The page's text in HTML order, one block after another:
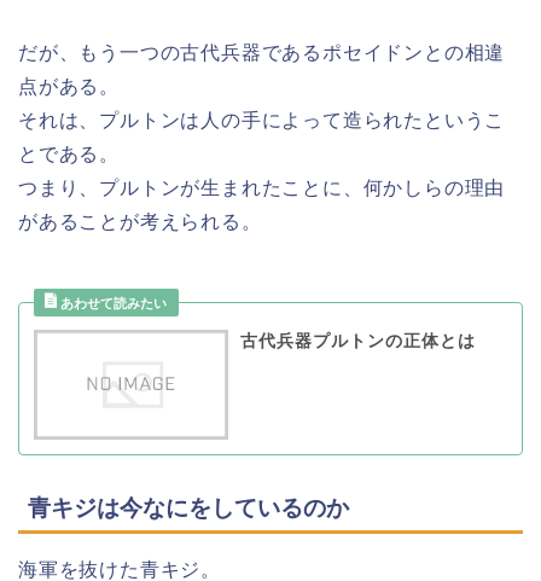
だが、もう一つの古代兵器であるポセイドンとの相違
点がある。
それは、プルトンは人の手によって造られたというこ
とである。
つまり、プルトンが生まれたことに、何かしらの理由
があることが考えられる。
古代兵器プルトンの正体とは
青キジは今なにをしているのか
海軍を抜けた青キジ。